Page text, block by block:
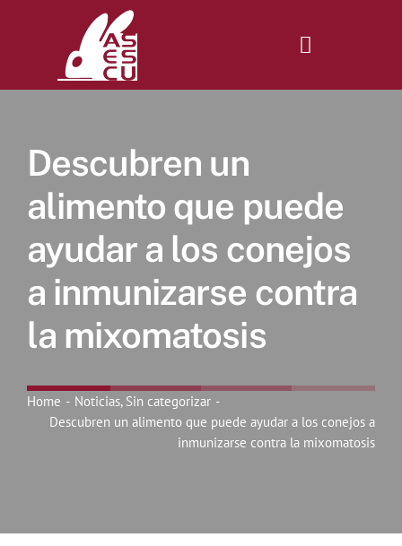
Toggle
Revista
Tienda
Lonjas
Noticias
Descubren un
alimento que puede
ayudar a los conejos
a inmunizarse contra
la mixomatosis
Home Noticias Sin categorizar
Descubren un alimento que puede ayudar a los conejos a
inmunizarse contra la mixomatosis